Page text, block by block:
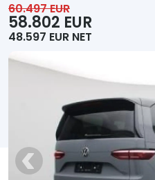
Motociclete
Autoutilitare
Alte tipuri vehicule
Despre Noi
60.497 EUR
58.802 EUR
48.597 EUR NET